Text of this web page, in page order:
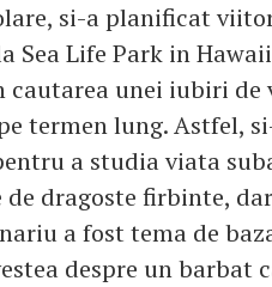
si-a planificat
Sea Life Park in
unei iubiri de
termen lung. Astfel,
a studia viata
de dragoste firbinte,
a fost tema de
despre un barbat